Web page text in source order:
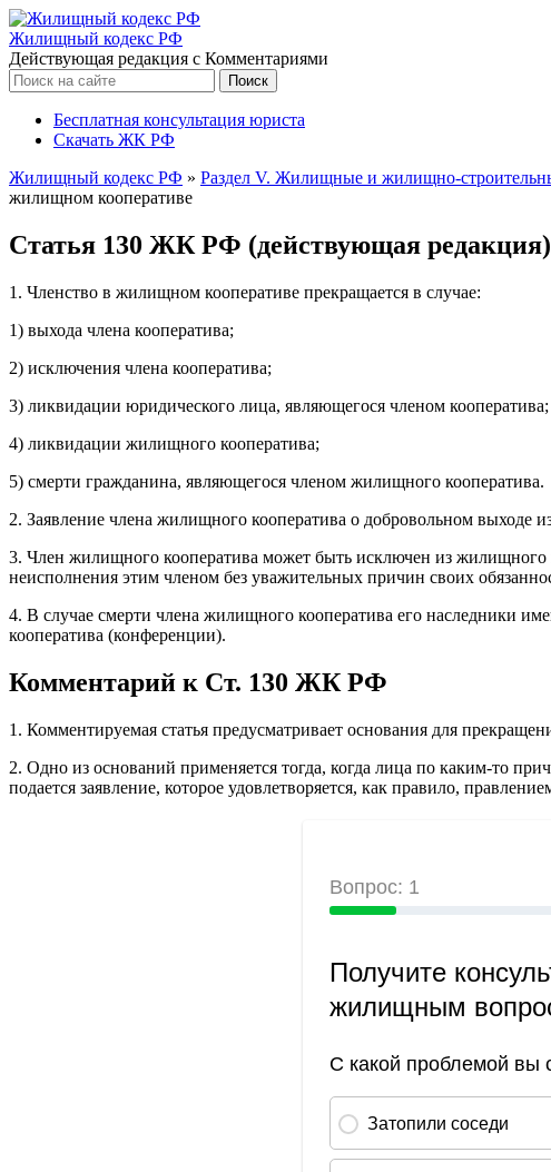
Жилищный кодекс РФ
Действующая редакция с Комментариями
Бесплатная консультация юриста
Скачать ЖК РФ
Жилищный кодекс РФ » Раздел V. Жилищные и жилищно-
жилищном кооперативе
Статья 130 ЖК РФ (действующая
1. Членство в жилищном кооперативе прекращается в случае:
1) выхода члена кооператива;
2) исключения члена кооператива;
3) ликвидации юридического лица, являющегося членом кооператива;
4) ликвидации жилищного кооператива;
5) смерти гражданина, являющегося членом жилищного кооператива.
2. Заявление члена жилищного кооператива о добровольном выходе
3. Член жилищного кооператива может быть исключен из жилищного
неисполнения этим членом без уважительных причин своих
4. В случае смерти члена жилищного кооператива его наследники
кооператива (конференции).
Комментарий к Ст. 130 ЖК РФ
1. Комментируемая статья предусматривает основания для
2. Одно из оснований применяется тогда, когда лица по каким-то
подается заявление, которое удовлетворяется, как правило,